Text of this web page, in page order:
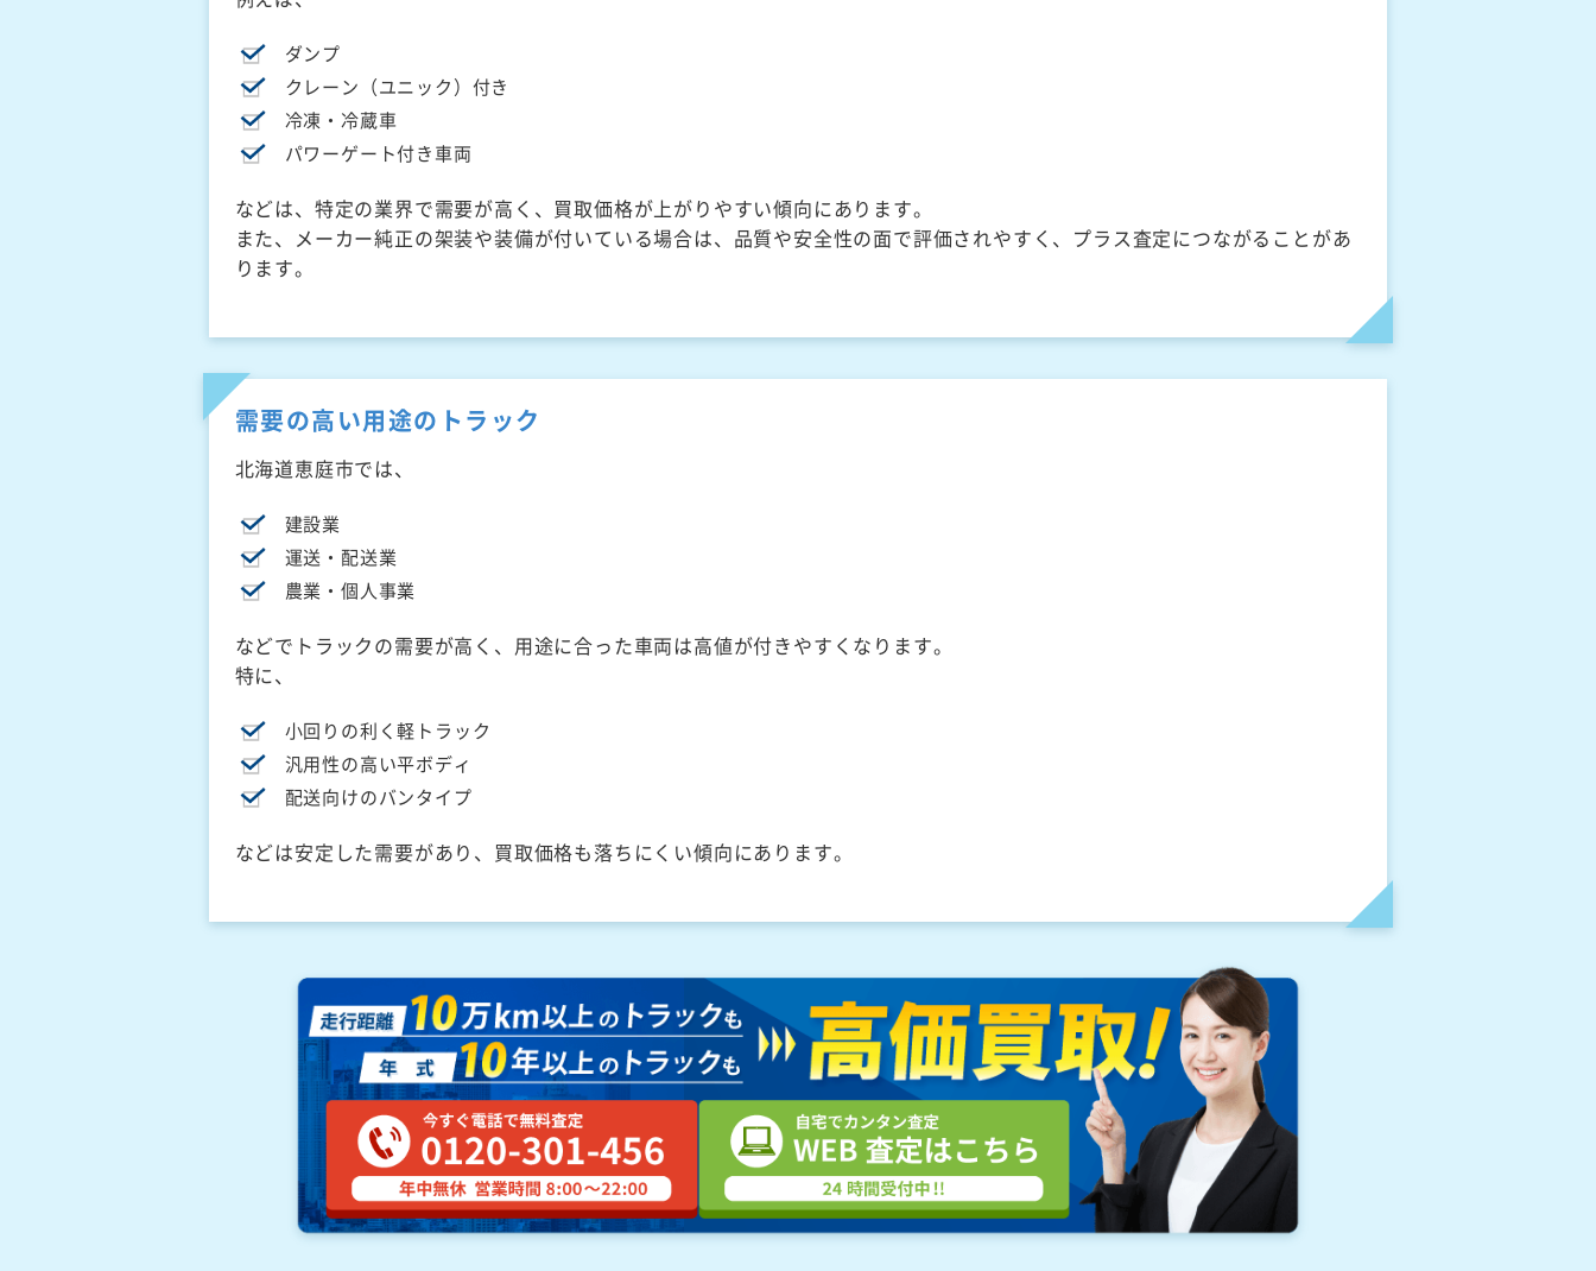
ダンプ
クレーン（ユニック）付き
冷凍・冷蔵車
パワーゲート付き車両
などは、特定の業界で需要が高く、買取価格が上がりやすい傾向にあります。
また、メーカー純正の架装や装備が付いている場合は、品質や安全性の面で評価されやすく、プラス査定につながることがあ
ります。
需要の高い用途のトラック
北海道恵庭市では、
建設業
運送・配送業
農業・個人事業
などでトラックの需要が高く、用途に合った車両は高値が付きやすくなります。
特に、
小回りの利く軽トラック
汎用性の高い平ボディ
配送向けのバンタイプ
などは安定した需要があり、買取価格も落ちにくい傾向にあります。